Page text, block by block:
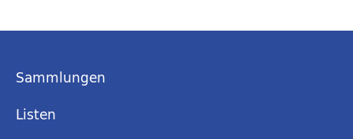
Sammlungen
Listen